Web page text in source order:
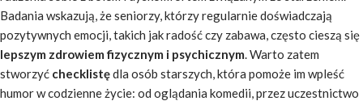
Badania wskazują, że seniorzy, którzy regularnie doświadczają
pozytywnych emocji, takich jak radość czy zabawa, często cieszą się
lepszym zdrowiem fizycznym i psychicznym. Warto zatem
stworzyć checklistędla osób starszych, która pomoże im wpleść
humor w codzienne życie: od oglądania komedii, przez uczestnictwo